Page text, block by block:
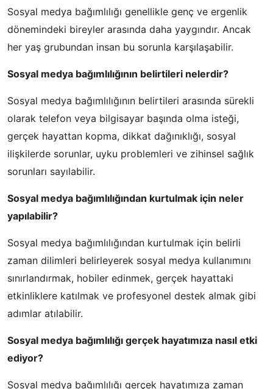
Sosyal medya bağımlılığı genellikle genç ve ergenlik
dönemindeki bireyler arasında daha yaygındır. Ancak
her yaş grubundan insan bu sorunla karşılaşabilir.
Sosyal medya bağımlılığının belirtileri nelerdir?
Sosyal medya bağımlılığının belirtileri arasında sürekli
olarak telefon veya bilgisayar başında olma isteği,
gerçek hayattan kopma, dikkat dağınıklığı, sosyal
ilişkilerde sorunlar, uyku problemleri ve zihinsel sağlık
sorunları sayılabilir.
Sosyal medya bağımlılığından kurtulmak için neler
yapılabilir?
Sosyal medya bağımlılığından kurtulmak için belirli
zaman dilimleri belirleyerek sosyal medya kullanımını
sınırlandırmak, hobiler edinmek, gerçek hayattaki
etkinliklere katılmak ve profesyonel destek almak gibi
adımlar atılabilir.
Sosyal medya bağımlılığı gerçek hayatımıza nasıl etki
ediyor?
Sosyal medya bağımlılığı gerçek hayatımıza zaman